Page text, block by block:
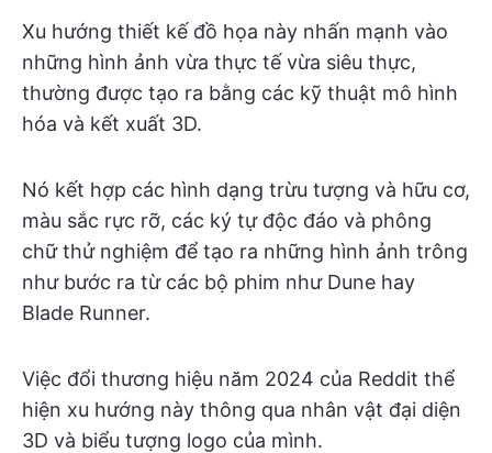
Xu hướng thiết kế đồ họa này nhấn mạnh vào
những hình ảnh vừa thực tế vừa siêu thực,
thường được tạo ra bằng các kỹ thuật mô hình
hóa và kết xuất 3D.
Nó kết hợp các hình dạng trừu tượng và hữu cơ,
màu sắc rực rỡ, các ký tự độc đáo và phông
chữ thử nghiệm để tạo ra những hình ảnh trông
như bước ra từ các bộ phim như Dune hay
Blade Runner.
Việc đổi thương hiệu năm 2024 của Reddit thể
hiện xu hướng này thông qua nhân vật đại diện
3D và biểu tượng logo của mình.